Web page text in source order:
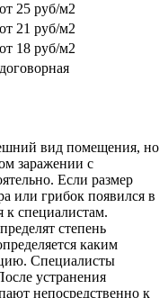
от 25 руб/м2
от 21 руб/м2
от 18 руб/м2
договорная
вид помещения, но
заражении с
Если размер
или грибок появился в
к специалистам.
степень
каким
Специалисты
устранения
непосредственно к